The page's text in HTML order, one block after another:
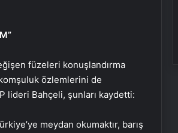
füzeleri konuşlandırma
komşuluk özlemlerini de
lideri Bahçeli, şunları kaydetti:
meydan okumaktır, barış